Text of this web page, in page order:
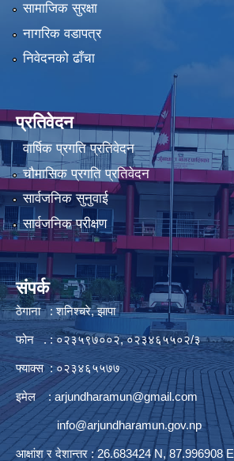
सामाजिक सुरक्षा
नागरिक वडापत्र
निवेदनको ढाँचा
प्रतिवेदन
वार्षिक प्रगति प्रतिवेदन
चौमासिक प्रगति प्रतिवेदन
सार्वजनिक सुनुवाई
सार्वजनिक परीक्षण
संपर्क
ठेगाना : शनिश्चरे, झापा
फोन . : ०२३५९७००२, ०२३४६५५०२/३
फ्याक्स : ०२३४६५५७७
इमेल :arjundharamun@gmail.com
info@arjundharamun.gov.np
आक्षांश र देशान्तर : 26.683424 N, 87.996908 E